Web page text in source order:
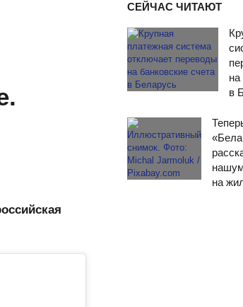
СЕЙЧАС ЧИТАЮТ
на
в
на